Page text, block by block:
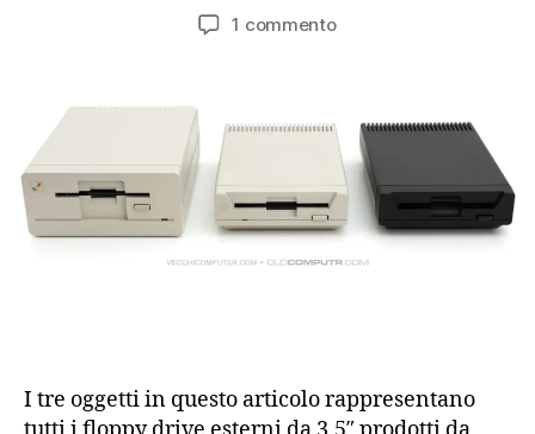
1 commentosu
1011,
CD-
1411
I tre oggetti in questo articolo rappresentano